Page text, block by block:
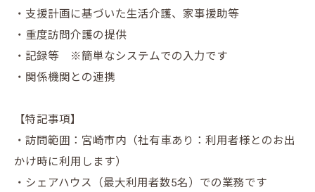
・支援計画に基づいた生活介護、家事援助等
・重度訪問介護の提供
・記録等 ※簡単なシステムでの入力です
・関係機関との連携
【特記事項】
・訪問範囲：宮崎市内（社有車あり：利用者様とのお出
かけ時に利用します）
・シェアハウス（最大利用者数5名）での業務です